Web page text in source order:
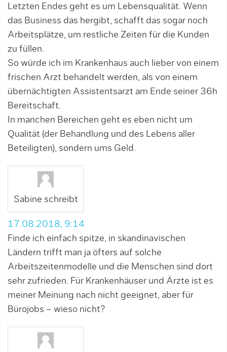
Letzten Endes geht es um Lebensqualität. Wenn
das Business das hergibt, schafft das sogar noch
Arbeitsplätze, um restliche Zeiten für die Kunden
zu füllen.
So würde ich im Krankenhaus auch lieber von einem
frischen Arzt behandelt werden, als von einem
übernächtigten Assistentsarzt am Ende seiner 36h
Bereitschaft.
In manchen Bereichen geht es eben nicht um
Qualität (der Behandlung und des Lebens aller
Beteiligten), sondern ums Geld.
Sabine schreibt
17.08.2018, 9:14
Finde ich einfach spitze, in skandinavischen
Ländern trifft man ja öfters auf solche
Arbeitszeitenmodelle und die Menschen sind dort
sehr zufrieden. Für Krankenhäuser und Ärzte ist es
meiner Meinung nach nicht geeignet, aber für
Bürojobs – wieso nicht?